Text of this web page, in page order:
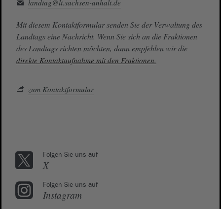
landtag@lt.sachsen-anhalt.de
Mit diesem Kontaktformular senden Sie der Verwaltung des
Landtags eine Nachricht. Wenn Sie sich an die Fraktionen
des Landtags richten möchten, dann empfehlen wir die
direkte Kontaktaufnahme mit den Fraktionen.
zum Kontaktformular
Folgen Sie uns auf
X
Folgen Sie uns auf
Instagram